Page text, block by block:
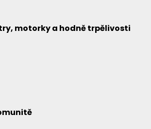
motorky a hodně trpělivosti